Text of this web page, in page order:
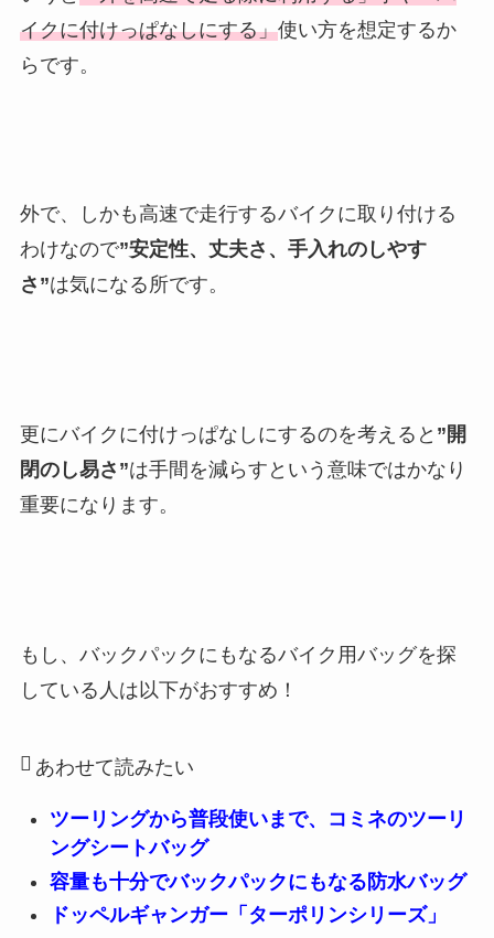
イクに付けっぱなしにする」使い方を想定するか
らです。
外で、しかも高速で走行するバイクに取り付ける
わけなので”安定性、丈夫さ、手入れのしやす
さ”は気になる所です。
更にバイクに付けっぱなしにするのを考えると ”開
閉のし易さ”は手間を減らすという意味ではかなり
重要になります。
もし、バックパックにもなるバイク用バッグを探
している人は以下がおすすめ！
あわせて読みたい
ツーリングから普段使いまで、コミネのツーリ
ングシートバッグ
容量も十分でバックパックにもなる防水バッグ
ドッペルギャンガー「ターポリンシリーズ」